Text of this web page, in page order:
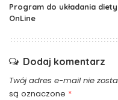
Program do układania diety
OnLine
Dodaj komentarz
Twój adres e-mail nie
są oznaczone *